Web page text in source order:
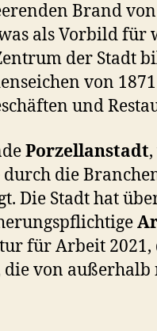
Brand
als Vorbild für
der Stadt
von
und
Porzellanstadt
durch die
Die Stadt hat
für Arbeit 2021,
die von außerhalb